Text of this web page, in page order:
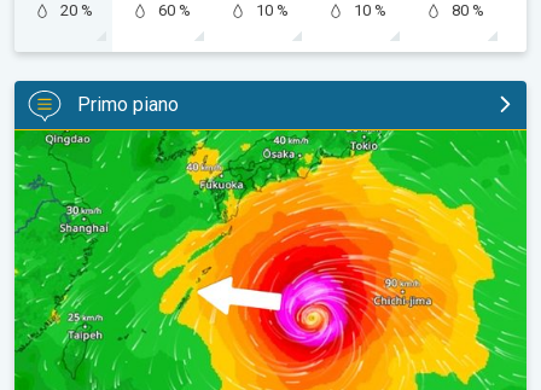
20 %
60 %
10 %
10 %
80 %
Primo piano
Tifone verso il Giappone. Cronaca Estera. . .